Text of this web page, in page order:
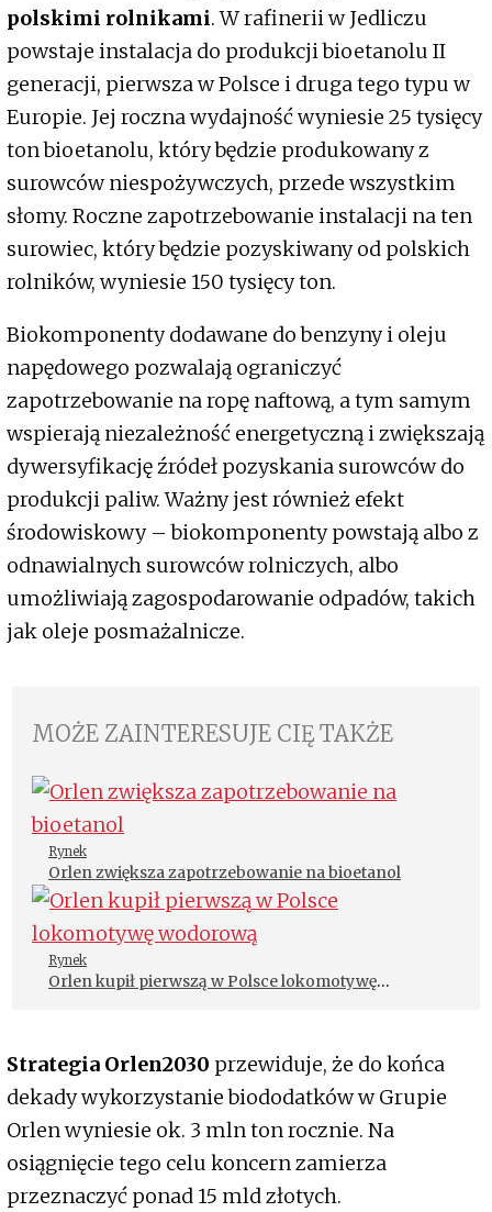
polskimi rolnikami. W rafinerii w Jedliczu
powstaje instalacja do produkcji bioetanolu II
generacji, pierwsza w Polsce i druga tego typu w
Europie. Jej roczna wydajność wyniesie 25 tysięcy
ton bioetanolu, który będzie produkowany z
surowców niespożywczych, przede wszystkim
słomy. Roczne zapotrzebowanie instalacji na ten
surowiec, który będzie pozyskiwany od polskich
rolników, wyniesie 150 tysięcy ton.
Biokomponenty dodawane do benzyny i oleju
napędowego pozwalają ograniczyć
zapotrzebowanie na ropę naftową, a tym samym
wspierają niezależność energetyczną i zwiększają
dywersyfikację źródeł pozyskania surowców do
produkcji paliw. Ważny jest również efekt
środowiskowy – biokomponenty powstają albo z
odnawialnych surowców rolniczych, albo
umożliwiają zagospodarowanie odpadów, takich
jak oleje posmażalnicze.
MOŻE ZAINTERESUJE CIĘ TAKŻE
Rynek
Orlen zwiększa zapotrzebowanie na bioetanol
Rynek
Orlen kupił pierwszą w Polsce lokomotywę
Strategia Orlen2030 przewiduje, że do końca
dekady wykorzystanie biododatków w Grupie
Orlen wyniesie ok. 3 mln ton rocznie. Na
osiągnięcie tego celu koncern zamierza
przeznaczyć ponad 15 mld złotych.